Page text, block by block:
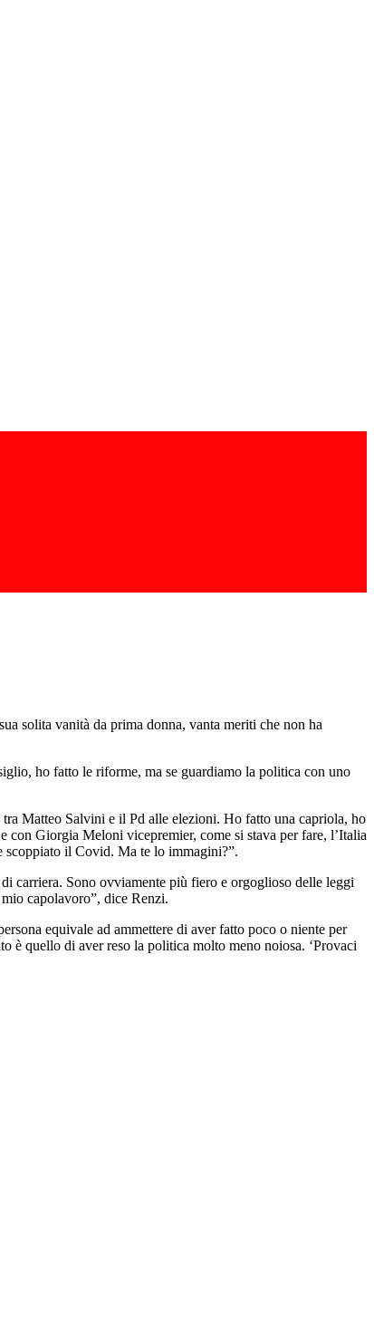
solita vanità da prima donna, vanta meriti che non ha
ho fatto le riforme, ma se guardiamo la politica con uno
Matteo Salvini e il Pd alle elezioni. Ho fatto una capriola, ho
con Giorgia Meloni vicepremier, come si stava per fare, l’Italia
scoppiato il Covid. Ma te lo immagini?”.
carriera. Sono ovviamente più fiero e orgoglioso delle leggi
capolavoro”, dice Renzi.
equivale ad ammettere di aver fatto poco o niente per
è quello di aver reso la politica molto meno noiosa. ‘Provaci